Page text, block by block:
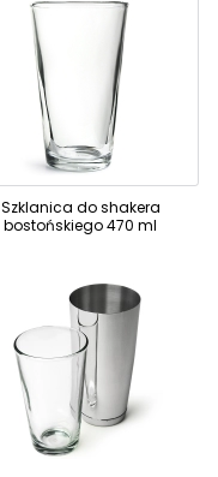
Szklanica do shakera
bostońskiego 470 ml